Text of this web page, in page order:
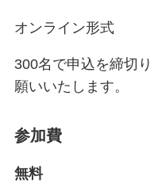
オンライン形式
300名で申込を締切
願いいたします。
参加費
無料